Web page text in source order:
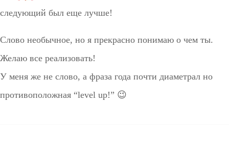
следующий был еще лучше!
Слово необычное, но я прекрасно понимаю о чем ты.
Желаю все реализовать!
У меня же не слово, а фраза года почти диаметрал но
противоположная “level up!” 😉